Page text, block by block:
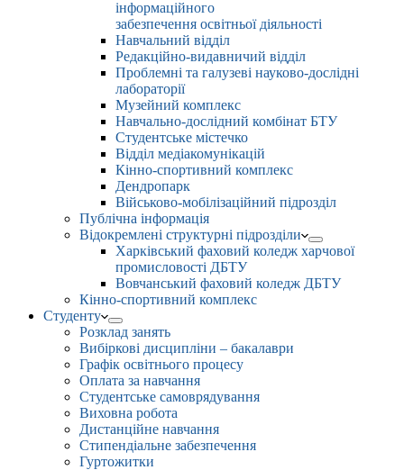
інформаційного
забезпечення освітньої діяльності
Навчальний відділ
Редакційно-видавничий відділ
Проблемні та галузеві науково-дослідні
лабораторії
Музейний комплекс
Навчально-дослідний комбінат БТУ
Студентське містечко
Відділ медіакомунікацій
Кінно-спортивний комплекс
Дендропарк
Військово-мобілізаційний підрозділ
Публічна інформація
Відокремлені структурні підрозділи
Харківський фаховий коледж харчової
промисловості ДБТУ
Вовчанський фаховий коледж ДБТУ
Кінно-спортивний комплекс
Студенту
Розклад занять
Вибіркові дисципліни – бакалаври
Графік освітнього процесу
Оплата за навчання
Студентське самоврядування
Виховна робота
Дистанційне навчання
Стипендіальне забезпечення
Гуртожитки